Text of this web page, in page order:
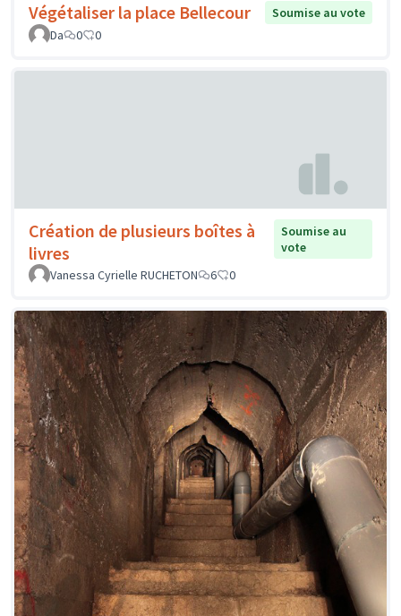
Végétaliser la place Bellecour
Soumise au vote
Da
0 0
Création de plusieurs boîtes à
livres
Soumise au
vote
Vanessa Cyrielle RUCHETON
6 0